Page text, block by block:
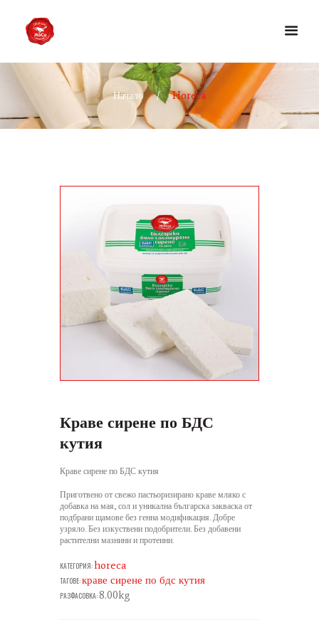
Начало Horeca
Краве сирене по БДС
кутия
Краве сирене по БДС кутия
Приготвено от свежо пастьоризирано краве мляко с
добавка на мая, сол и уникална българска закваска от
подбрани щамове без генна модификация. Добре
узряло. Без изкуствени подобрители. Без добавени
растителни мазнини и протеини.
КАТЕГОРИЯ:horeca
ТАГОВЕ:краве сирене по бдс кутия
РАЗФАСОВКА:8.00kg